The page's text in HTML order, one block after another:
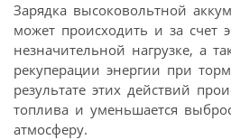
Зарядка высоковольтной
может происходить и за счет
незначительной нагрузке, а
рекуперации энергии при
результате этих действий
топлива и уменьшается
атмосферу.